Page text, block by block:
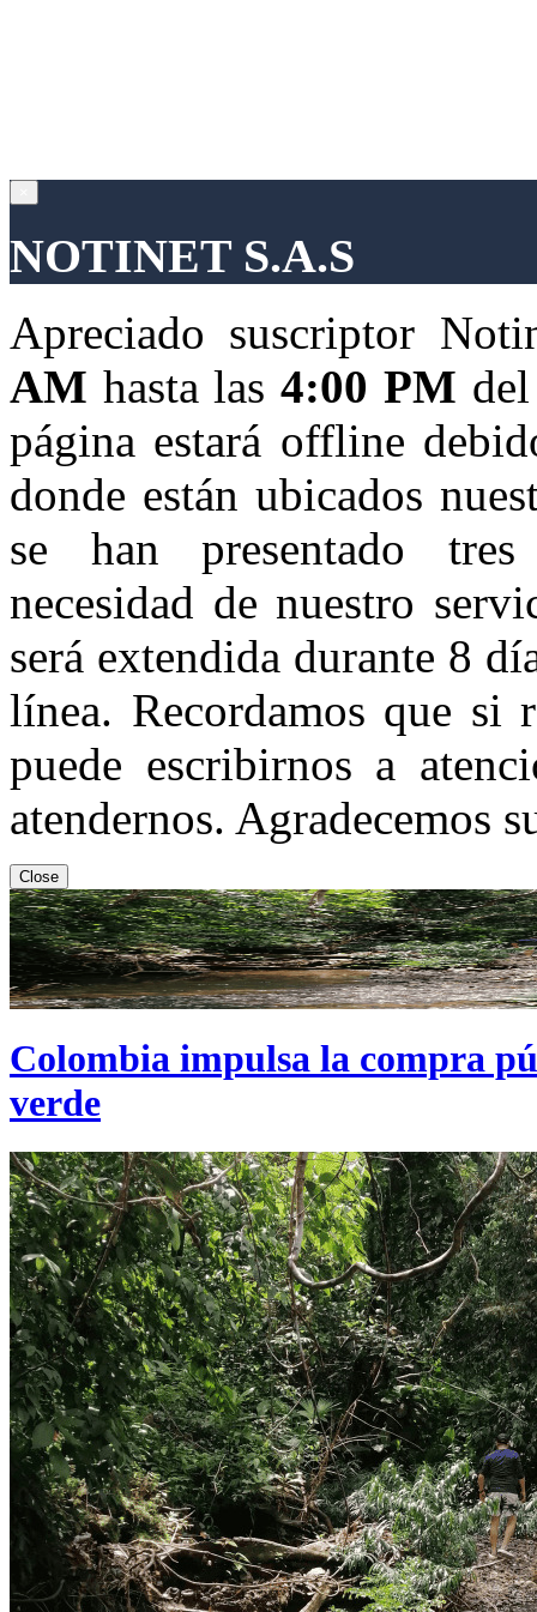
NOTINET S.A.S
Apreciado suscriptor
AM hasta las4:00 PM
página estará offline
donde están ubicados
se han presentado
necesidad de nuestro
será extendida durante 8
línea. Recordamos que si
puede escribirnos a
atendernos. Agradecemos
Close
Colombia impulsa la compra
verde